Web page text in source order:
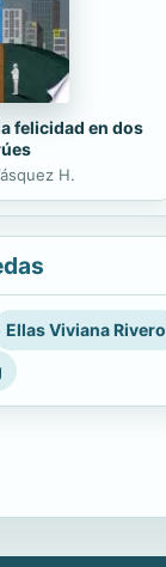
felicidad en dos
H.
Ellas Viviana Rivero